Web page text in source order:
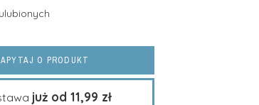
O PRODUKT
już od 11,99 zł